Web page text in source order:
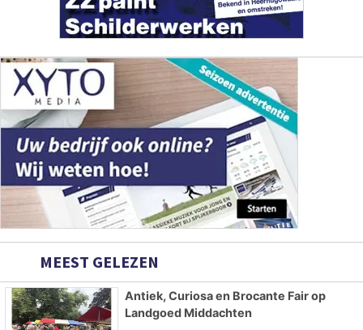
MEEST GELEZEN
Antiek, Curiosa en Brocante Fair op
Landgoed Middachten